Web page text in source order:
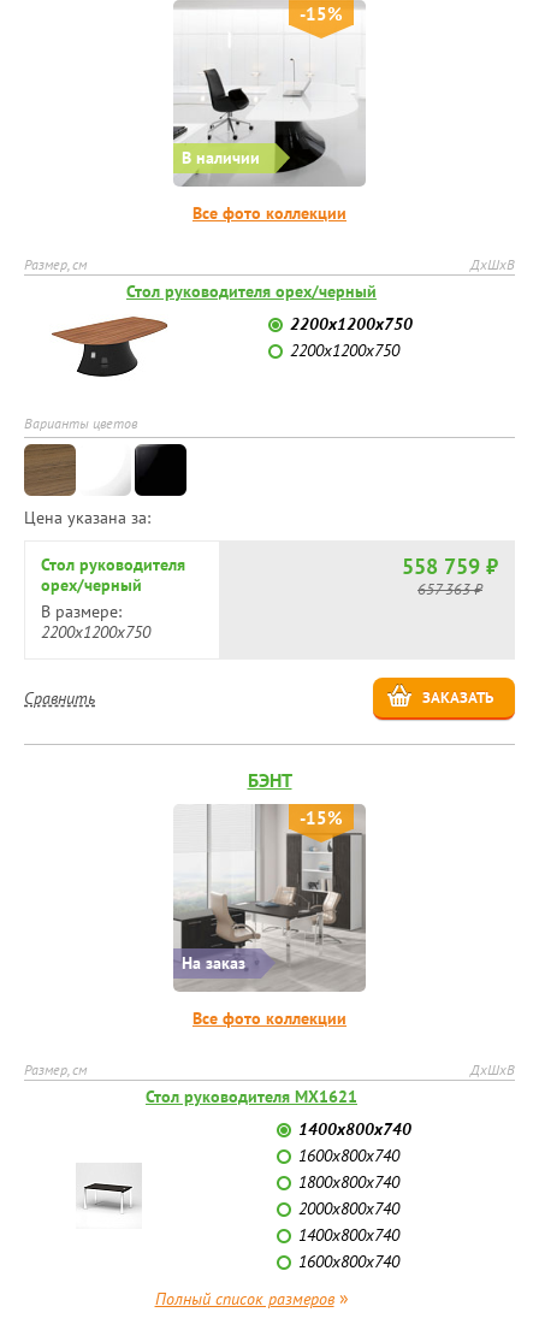
В наличии
-15%
Все фото коллекции
Размер, см ДхШхВ
Стол руководителя орех/черный
2200x1200x750
2200x1200x750
Варианты цветов
Цена указана за:
Стол руководителя
орех/черный
В размере:
2200x1200x750
558 759 ₽
657 363 ₽
ЗАКАЗАТЬ
Сравнить
БЭНТ
На заказ
-15%
Все фото коллекции
Размер, см ДхШхВ
Стол руководителя MX1621
1400х800х740
1600х800х740
1800х800х740
2000х800х740
1400х800х740
1600х800х740
Полный список размеров»